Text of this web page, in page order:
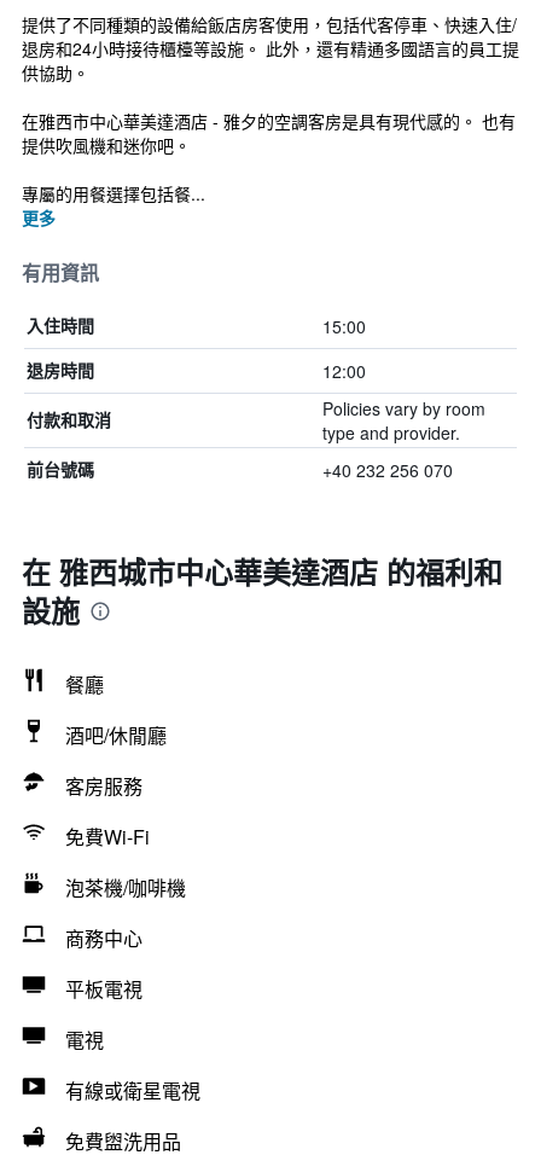
提供了不同種類的設備給飯店房客使用，包括代客停車、快速入住/
退房和24小時接待櫃檯等設施。 此外，還有精通多國語言的員工提
供協助。
在雅西市中心華美達酒店 - 雅夕的空調客房是具有現代感的。 也有
提供吹風機和迷你吧。
專屬的用餐選擇包括餐...
更多
有用資訊
入住時間 15:00
退房時間 12:00
付款和取消
Policies vary by room
type and provider.
前台號碼 +40 232 256 070
在 雅西城市中心華美達酒店 的福利和
設施
餐廳
酒吧/休閒廳
客房服務
免費Wi-Fi
泡茶機/咖啡機
商務中心
平板電視
電視
有線或衛星電視
免費盥洗用品